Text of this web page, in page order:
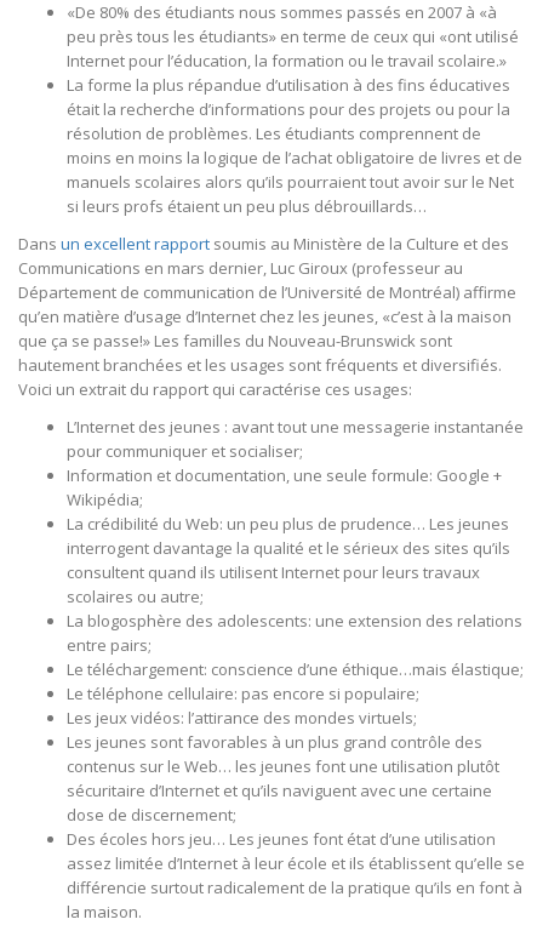
«De 80% des étudiants nous sommes passés en 2007 à «à
peu près tous les étudiants» en terme de ceux qui «ont utilisé
Internet pour l’éducation, la formation ou le travail scolaire.»
La forme la plus répandue d’utilisation à des fins éducatives
était la recherche d’informations pour des projets ou pour la
résolution de problèmes. Les étudiants comprennent de
moins en moins la logique de l’achat obligatoire de livres et de
manuels scolaires alors qu’ils pourraient tout avoir sur le Net
si leurs profs étaient un peu plus débrouillards…
Dans un excellent rapport soumis au Ministère de la Culture et des
Communications en mars dernier, Luc Giroux (professeur au
Département de communication de l’Université de Montréal) affirme
qu’en matière d’usage d’Internet chez les jeunes, «c’est à la maison
que ça se passe!» Les familles du Nouveau-Brunswick sont
hautement branchées et les usages sont fréquents et diversifiés.
Voici un extrait du rapport qui caractérise ces usages:
L’Internet des jeunes : avant tout une messagerie instantanée
pour communiquer et socialiser;
Information et documentation, une seule formule: Google +
Wikipédia;
La crédibilité du Web: un peu plus de prudence… Les jeunes
interrogent davantage la qualité et le sérieux des sites qu’ils
consultent quand ils utilisent Internet pour leurs travaux
scolaires ou autre;
La blogosphère des adolescents: une extension des relations
entre pairs;
Le téléchargement: conscience d’une éthique…mais élastique;
Le téléphone cellulaire: pas encore si populaire;
Les jeux vidéos: l’attirance des mondes virtuels;
Les jeunes sont favorables à un plus grand contrôle des
contenus sur le Web… les jeunes font une utilisation plutôt
sécuritaire d’Internet et qu’ils naviguent avec une certaine
dose de discernement;
Des écoles hors jeu… Les jeunes font état d’une utilisation
assez limitée d’Internet à leur école et ils établissent qu’elle se
différencie surtout radicalement de la pratique qu’ils en font à
la maison.